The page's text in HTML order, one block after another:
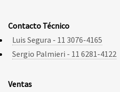
Contacto Técnico
Luis Segura - 11 3076-4165
Sergio Palmieri - 11 6281-4122
Ventas